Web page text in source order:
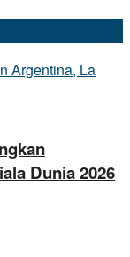
Dunia 2026